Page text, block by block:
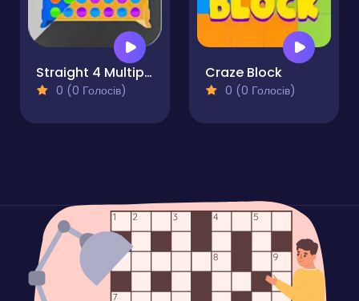
Straight 4 Multiplayer
0 (0 Голосів)
Craze Block
0 (0 Голосів)